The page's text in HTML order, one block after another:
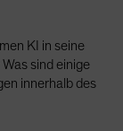
KI in seine
sind einige
innerhalb des